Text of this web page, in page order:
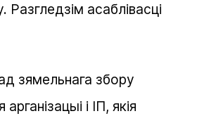
асаблівасці
зямельнага збору
і ІП, якія